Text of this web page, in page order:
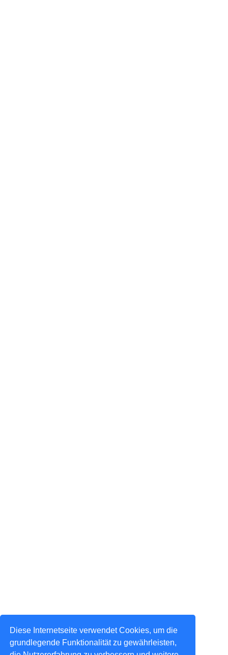
Diese Internetseite verwendet Cookies, um die
grundlegende Funktionalität zu gewährleisten,